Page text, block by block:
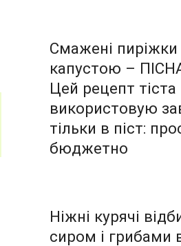
Смажені пиріжки
капустою –
Цей рецепт тіста
використовую
тільки в піст:
бюджетно
Ніжні курячі
сиром і грибами